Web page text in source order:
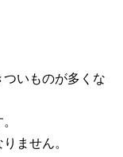
いものが多くな
ません。